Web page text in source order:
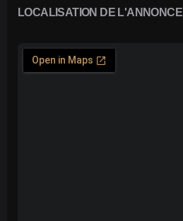
LOCALISATION DE L'ANNONCE